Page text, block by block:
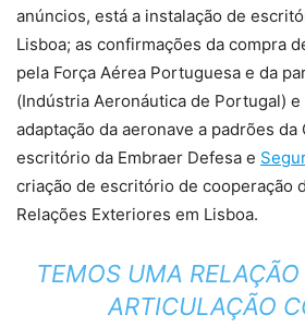
anúncios, está a instalação de
Lisboa; as confirmações da compra
pela Força Aérea Portuguesa e da
(Indústria Aeronáutica de Portugal) e
adaptação da aeronave a padrões da
escritório da Embraer Defesa e
criação de escritório de cooperação
Relações Exteriores em Lisboa.
TEMOS UMA RELAÇÃO
ARTICULAÇÃO